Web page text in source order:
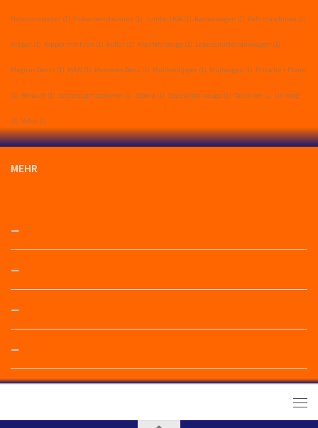
Holztransporter (1) Hubarbeitsbühnen (1) Jumbo LKW (1) Kastenwagen (1) Kehrmaschinen (1)
Kipper (1) Kipper mit Kran (1) Koffer (1) Kranfahrzeuge (1) Lebensmitteltankwagen (1)
Magirus Deutz (1) MAN (1) Mercedes Benz (1) Muldenkipper (1) Müllwagen (1) Pritsche + Plane
(1) Renault (1) Sattelzugmaschinen (1) Scania (1) Spezialfahrzeuge (1) Tautliner (1) Unimog
(1) Volvo (1)
MEHR